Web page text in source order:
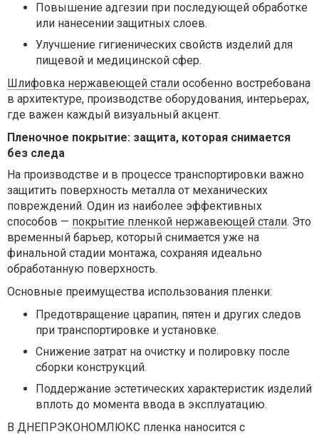
Повышение адгезии при последующей обработке
или нанесении защитных слоев.
Улучшение гигиенических свойств изделий для
пищевой и медицинской сфер.
Шлифовка нержавеющей стали особенно востребована
в архитектуре, производстве оборудования, интерьерах,
где важен каждый визуальный акцент.
Пленочное покрытие: защита, которая снимается
без следа
На производстве и в процессе транспортировки важно
защитить поверхность металла от механических
повреждений. Один из наиболее эффективных
способов — покрытие пленкой нержавеющей стали. Это
временный барьер, который снимается уже на
финальной стадии монтажа, сохраняя идеально
обработанную поверхность.
Основные преимущества использования пленки:
Предотвращение царапин, пятен и других следов
при транспортировке и установке.
Снижение затрат на очистку и полировку после
сборки конструкций.
Поддержание эстетических характеристик изделий
вплоть до момента ввода в эксплуатацию.
В ДНЕПРЭКОНОМЛЮКС пленка наносится с